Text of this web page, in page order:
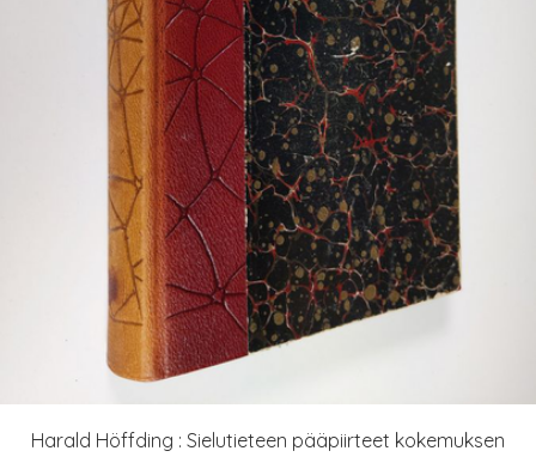
Harald Höffding : Sielutieteen pääpiirteet kokemuksen